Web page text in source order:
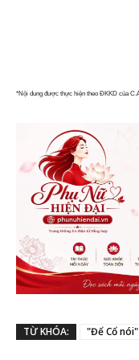
*Nội dung được thực hiện theo ĐKKD của
TỪ KHÓA: "Để Cổ nói"